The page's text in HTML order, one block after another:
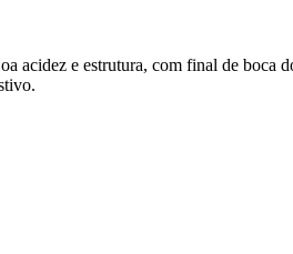
acidez e estrutura, com final de boca